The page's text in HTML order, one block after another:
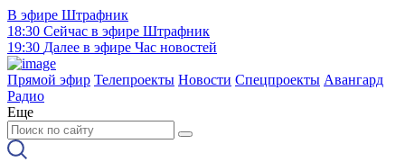
В эфире Штрафник
18:30 Сейчас в эфире Штрафник
19:30 Далее в эфире Час новостей
Прямой эфир Телепроекты Новости Спецпроекты Авангард
Радио
Еще